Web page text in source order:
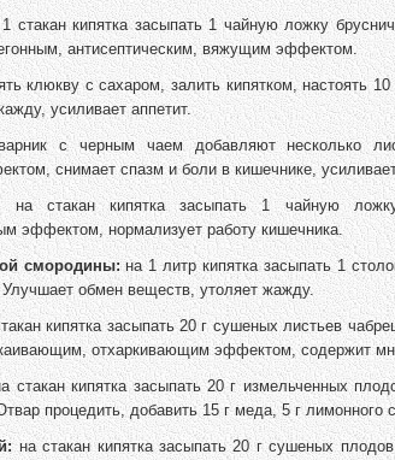
стакан кипятка засыпать 1 чайную ложку
антисептическим, вяжущим эффектом.
клюкву с сахаром, залить кипятком, настоять
усиливает аппетит.
с черным чаем добавляют несколько
снимает спазм и боли в кишечнике,
на стакан кипятка засыпать 1 чайную
эффектом, нормализует работу кишечника.
смородины:на 1 литр кипятка засыпать 1
обмен веществ, утоляет жажду.
кипятка засыпать 20 г сушеных листьев
отхаркивающим эффектом, содержит
стакан кипятка засыпать 20 г измельченных
процедить, добавить 15 г меда, 5 г лимонного
на стакан кипятка засыпать 20 г сушеных